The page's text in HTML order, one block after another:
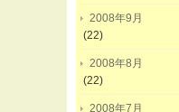
2008年9月
(22)
2008年8月
(22)
2008年7月